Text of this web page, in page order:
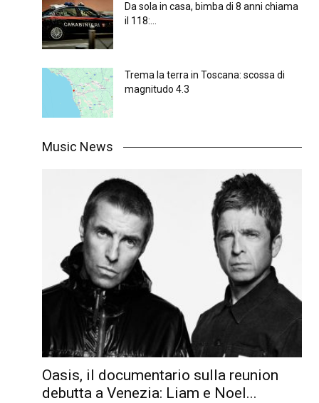
Da sola in casa, bimba di 8 anni chiama
il 118:...
Trema la terra in Toscana: scossa di
magnitudo 4.3
Music News
Oasis, il documentario sulla reunion
debutta a Venezia: Liam e Noel...